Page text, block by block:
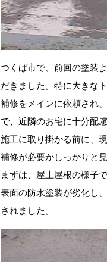
つくば市で、前回の塗装
だきました。特に大きな
補修をメインに依頼され
で、近隣のお宅に十分配
施工に取り掛かる前に、
補修が必要かしっかりと
まずは、屋上屋根の様子で
表面の防水塗装が劣化し
されました。